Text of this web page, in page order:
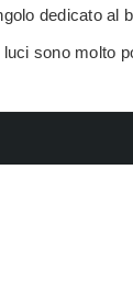
dedicato al
sono molto